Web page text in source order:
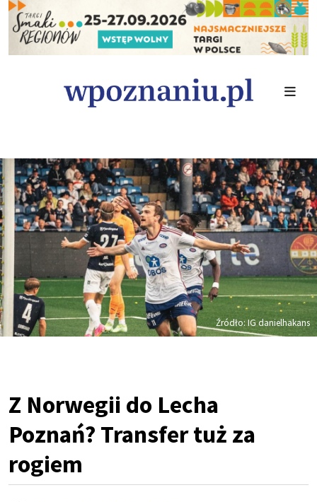
Źródło: IG danielhakans
Z Norwegii do Lecha
Poznań? Transfer tuż za
rogiem